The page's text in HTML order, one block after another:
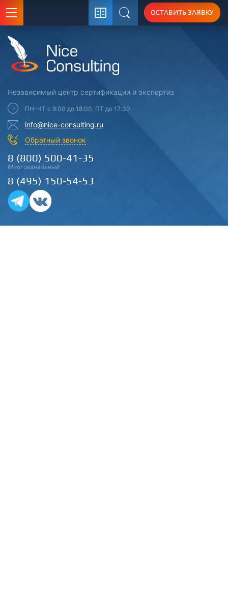
Поиск
ОСТАВИТЬ ЗАЯВКУ
Независимый центр сертификации и экспертиз
ПН-ЧТ с 9:00 до 18:00, ПТ до 17:30
info@nice-consulting.ru
Обратный звонок
8 (800) 500-41-35
Многоканальный
8 (495) 150-54-53